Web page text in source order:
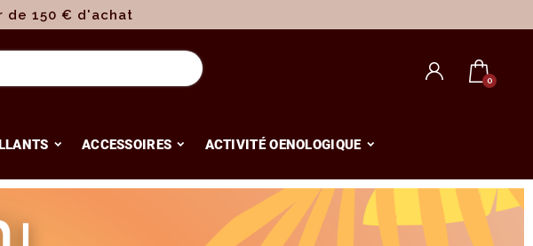
150 € d'achat
ACCESSOIRES ACTIVITÉ OENOLOGIQUE